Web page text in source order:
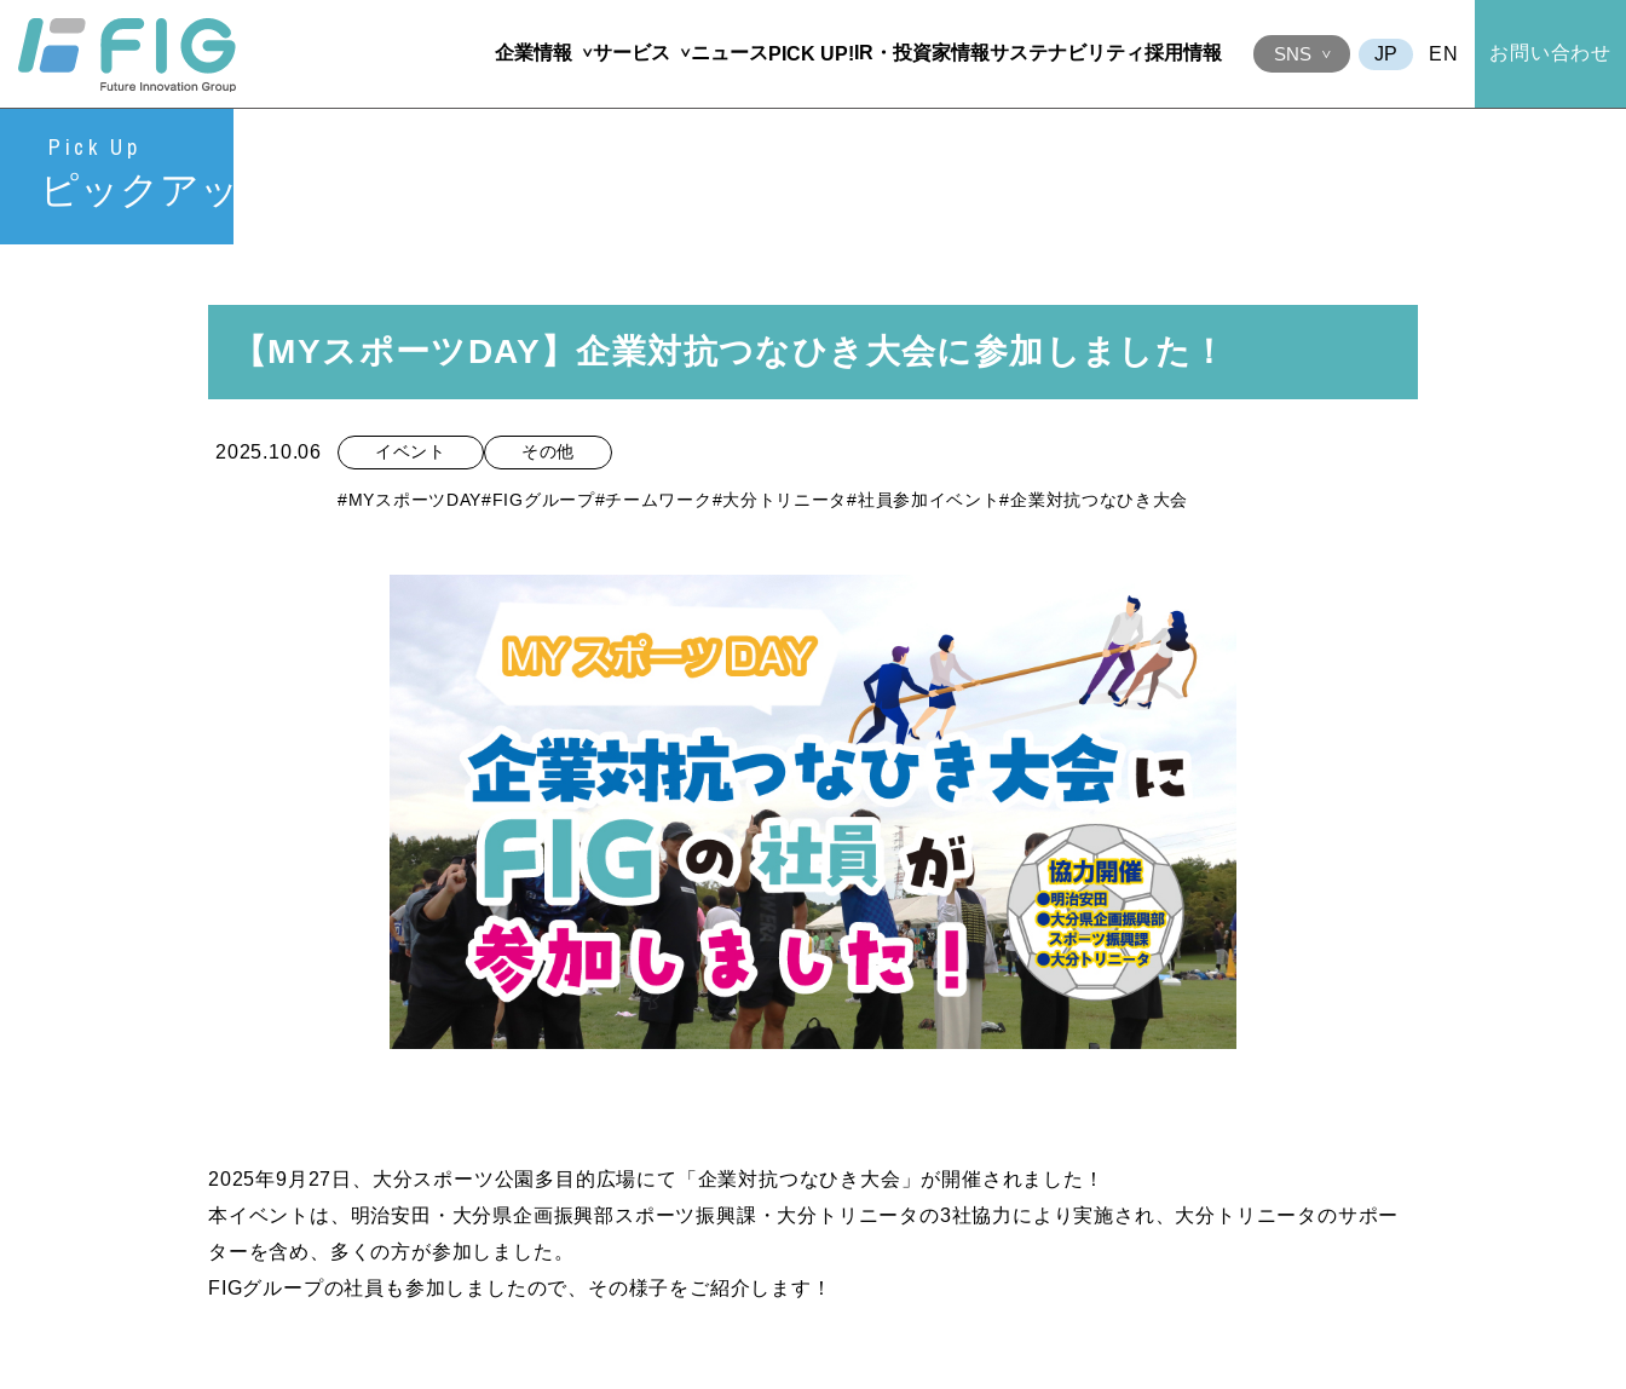
SNS EN お問い合わせ
企業情報 サービス ニュース PICK UP! IR・投資家情報サステナビリティ採用情報
Pick Up
ピックアップ
【MYスポーツDAY】企業対抗つなひき大会に参加しました！
2025.10.06 イベント その他
#MYスポーツDAY#FIGグループ#チームワーク#大分トリニータ#社員参加イベント#企業対抗つなひき大会
2025年9月27日、大分スポーツ公園多目的広場にて「企業対抗つなひき大会」が開催されました！
本イベントは、明治安田・大分県企画振興部スポーツ振興課・大分トリニータの3社協力により実施され、大分トリニータのサポー
ターを含め、多くの方が参加しました。
FIGグループの社員も参加しましたので、その様子をご紹介します！